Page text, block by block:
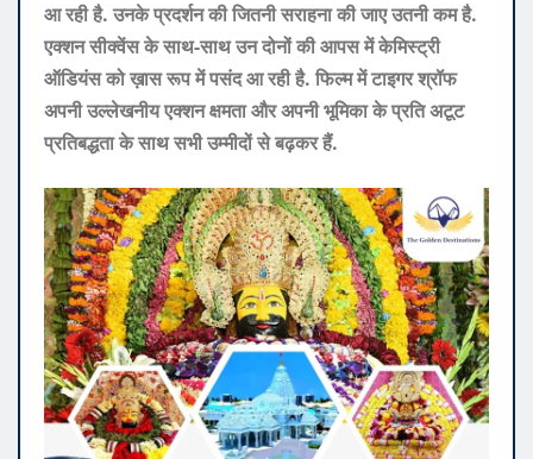
आ रही है. उनके प्रदर्शन की जितनी सराहना की जाए उतनी कम है.
एक्शन सीक्वेंस के साथ-साथ उन दोनों की आपस में केमिस्ट्री
ऑडियंस को ख़ास रूप में पसंद आ रही है. फिल्म में टाइगर श्रॉफ
अपनी उल्लेखनीय एक्शन क्षमता और अपनी भूमिका के प्रति अटूट
प्रतिबद्धता के साथ सभी उम्मीदों से बढ़कर हैं.